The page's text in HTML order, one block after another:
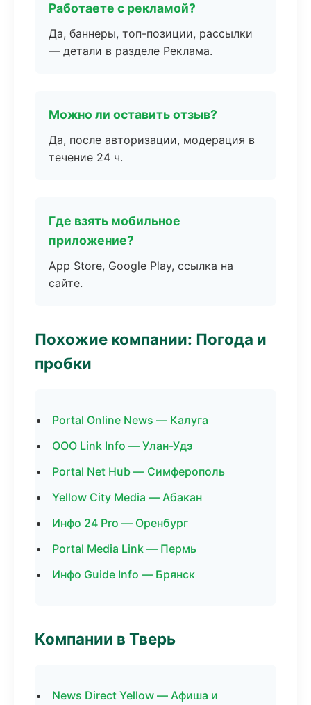
Работаете с рекламой?
Да, баннеры, топ-позиции, рассылки
— детали в разделе Реклама.
Можно ли оставить отзыв?
Да, после авторизации, модерация в
течение 24 ч.
Где взять мобильное
приложение?
App Store, Google Play, ссылка на
сайте.
Похожие компании: Погода и
пробки
Portal Online News — Калуга
ООО Link Info — Улан-Удэ
Portal Net Hub — Симферополь
Yellow City Media — Абакан
Инфо 24 Pro — Оренбург
Portal Media Link — Пермь
Инфо Guide Info — Брянск
Компании в Тверь
News Direct Yellow — Афиша и